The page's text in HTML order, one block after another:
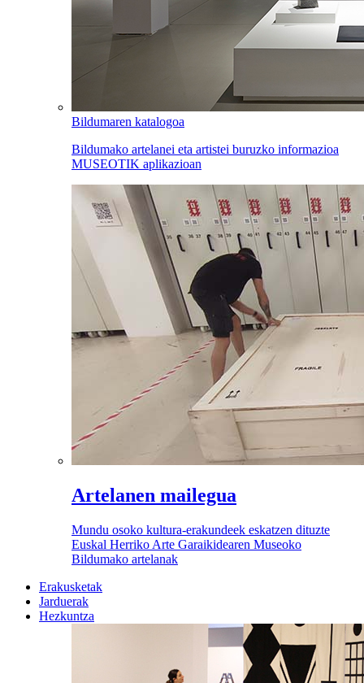
Bildumaren katalogoa
Bildumako artelanei eta artistei buruzko informazioa
MUSEOTIK aplikazioan
Artelanen mailegua
Mundu osoko kultura-erakundeek eskatzen dituzte
Euskal Herriko Arte Garaikidearen Museoko
Bildumako artelanak
Erakusketak
Jarduerak
Hezkuntza